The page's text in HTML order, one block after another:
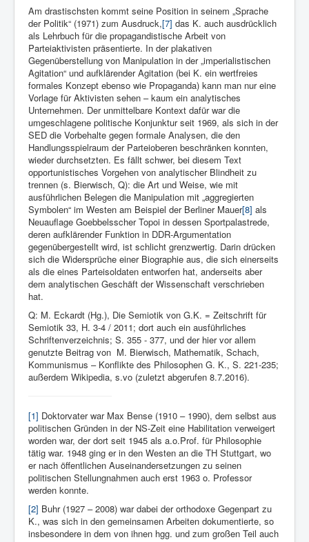
Am drastischsten kommt seine Position in seinem „Sprache
der Politik“ (1971) zum Ausdruck,[7] das K. auch ausdrücklich
als Lehrbuch für die propagandistische Arbeit von
Parteiaktivisten präsentierte. In der plakativen
Gegenüberstellung von Manipulation in der „imperialistischen
Agitation“ und aufklärender Agitation (bei K. ein wertfreies
formales Konzept ebenso wie Propaganda) kann man nur eine
Vorlage für Aktivisten sehen – kaum ein analytisches
Unternehmen. Der unmittelbare Kontext dafür war die
umgeschlagene politische Konjunktur seit 1969, als sich in der
SED die Vorbehalte gegen formale Analysen, die den
Handlungsspielraum der Parteioberen beschränken konnten,
wieder durchsetzten. Es fällt schwer, bei diesem Text
opportunistisches Vorgehen von analytischer Blindheit zu
trennen (s. Bierwisch, Q): die Art und Weise, wie mit
ausführlichen Belegen die Manipulation mit „aggregierten
Symbolen“ im Westen am Beispiel der Berliner Mauer[8] als
Neuauflage Goebbelsscher Topoi in dessen Sportpalastrede,
deren aufklärender Funktion in DDR-Argumentation
gegenübergestellt wird, ist schlicht grenzwertig. Darin drücken
sich die Widersprüche einer Biographie aus, die sich einerseits
als die eines Parteisoldaten entworfen hat, anderseits aber
dem analytischen Geschäft der Wissenschaft verschrieben
hat.
Q: M. Eckardt (Hg.), Die Semiotik von G.K. = Zeitschrift für
Semiotik 33, H. 3-4 / 2011; dort auch ein ausführliches
Schriftenverzeichnis; S. 355 - 377, und der hier vor allem
genutzte Beitrag von M. Bierwisch, Mathematik, Schach,
Kommunismus – Konflikte des Philosophen G. K., S. 221-235;
außerdem Wikipedia, s.vo (zuletzt abgerufen 8.7.2016).
[1] Doktorvater war Max Bense (1910 – 1990), dem selbst aus
politischen Gründen in der NS-Zeit eine Habilitation verweigert
worden war, der dort seit 1945 als a.o.Prof. für Philosophie
tätig war. 1948 ging er in den Westen an die TH Stuttgart, wo
er nach öffentlichen Auseinandersetzungen zu seinen
politischen Stellungnahmen auch erst 1963 o. Professor
werden konnte.
[2] Buhr (1927 – 2008) war dabei der orthodoxe Gegenpart zu
K., was sich in den gemeinsamen Arbeiten dokumentierte, so
insbesondere in dem von ihnen hgg. und zum großen Teil auch